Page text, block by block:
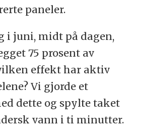
paneler.
i juni, midt på dagen,
75 prosent av
effekt har aktiv
Vi gjorde et
dette og spylte taket
vann i ti minutter.